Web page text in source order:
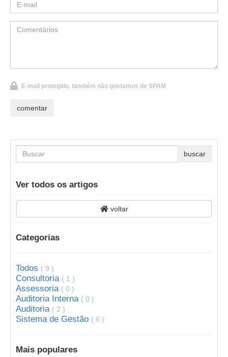
E-mail protegido, também não gostamos de SPAM
Ver todos os artigos
voltar
Categorias
Todos ( 9 )
Consultoria ( 1 )
Assessoria ( 0 )
Auditoria Interna ( 0 )
Auditoria ( 2 )
Sistema de Gestão ( 6 )
Mais populares